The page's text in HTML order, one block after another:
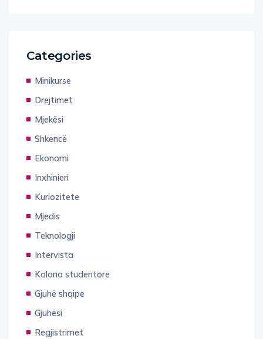
Categories
Minikurse
Drejtimet
Mjekësi
Shkencë
Ekonomi
Inxhinieri
Kuriozitete
Mjedis
Teknologji
Intervista
Kolona studentore
Gjuhë shqipe
Gjuhësi
Regjistrimet